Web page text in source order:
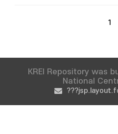
1
KREI Repository was
National